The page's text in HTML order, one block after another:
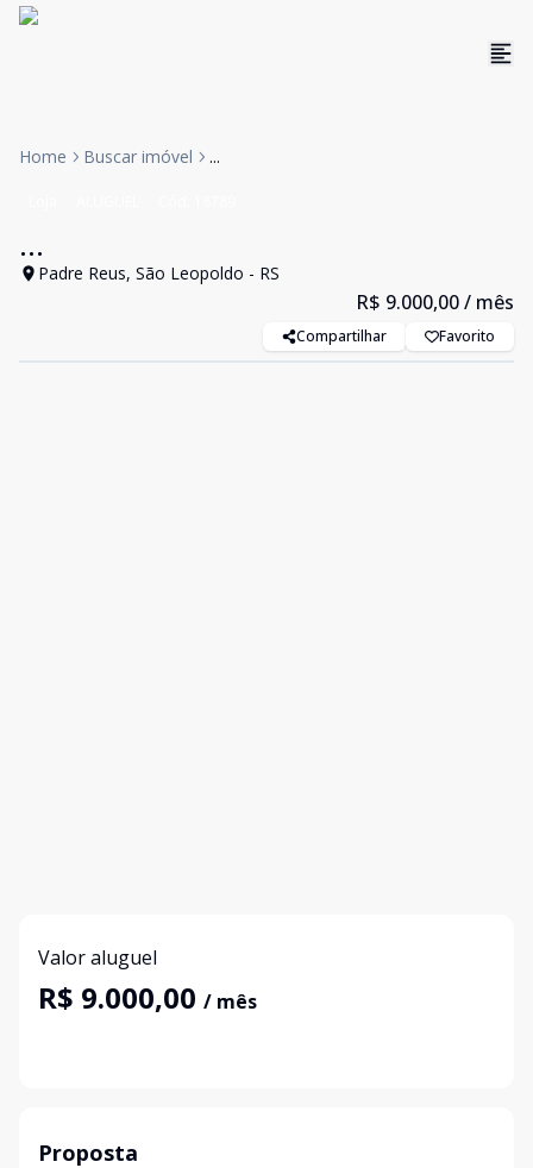
Home Buscar imóvel ...
...
Padre Reus, São Leopoldo - RS
R$ 9.000,00/ mês
Compartilhar Favorito
Valor aluguel
R$ 9.000,00 / mês
Proposta